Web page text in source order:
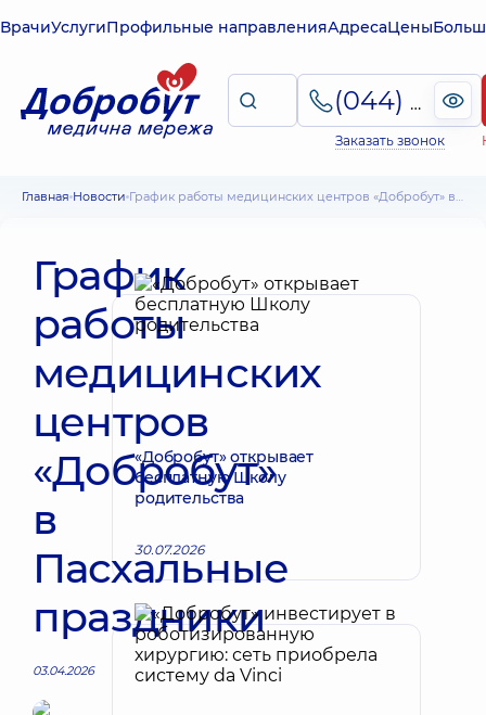
ВрачиУслугиПрофильные направленияАдресаЦены
(044) 495-2-888
Заказать звонок
Главная Новости График работы медицинских центров «Добробут» в Пасхальные праздники
График
работы
медицинских
центров
«Добробут»
в
Пасхальные
праздники
03.04.2026
«Добробут» открывает
бесплатную Школу
родительства
30.07.2026